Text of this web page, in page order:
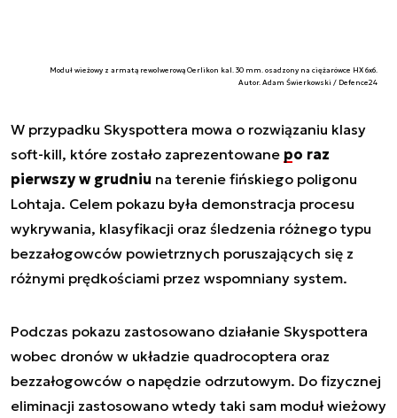
Moduł wieżowy z armatą rewolwerową Oerlikon kal. 30 mm. osadzony na ciężarówce HX 6x6.
Autor. Adam Świerkowski / Defence24
W przypadku Skyspottera mowa o rozwiązaniu klasy
soft-kill, które zostało zaprezentowane po raz
pierwszy w grudniu na terenie fińskiego poligonu
Lohtaja. Celem pokazu była demonstracja procesu
wykrywania, klasyfikacji oraz śledzenia różnego typu
bezzałogowców powietrznych poruszających się z
różnymi prędkościami przez wspomniany system.
Podczas pokazu zastosowano działanie Skyspottera
wobec dronów w układzie quadrocoptera oraz
bezzałogowców o napędzie odrzutowym. Do fizycznej
eliminacji zastosowano wtedy taki sam moduł wieżowy